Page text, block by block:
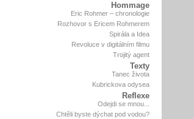
Hommage
Eric Rohmer – chronologie
Rozhovor s Ericem Rohmerem
Spirála a Idea
Revoluce v digitálním filmu
Trojitý agent
Texty
Tanec života
Kubrickova odysea
Reflexe
Odejdi se mnou...
Chtěli byste dýchat pod vodou?